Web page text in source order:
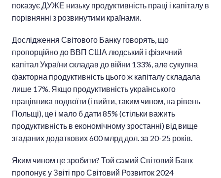
показує ДУЖЕ низьку продуктивність праці і капіталу в
порівнянні з розвинутими країнами.
Дослідження Світового Банку говорять, що
пропорційно до ВВП США людський і фізичний
капітал України складав до війни 133%, але сукупна
факторна продуктивність цього ж капіталу складала
лише 17%. Якщо продуктивність українського
працівника подвоїти (і вийти, таким чином, на рівень
Польщі), це і мало б дати 85% (стільки важить
продуктивність в економічному зростанні) від вище
згаданих додаткових 600 млрд дол. за 20-25 років.
Яким чином це зробити? Той самий Світовий Банк
пропонує у Звіті про Світовий Розвиток 2024